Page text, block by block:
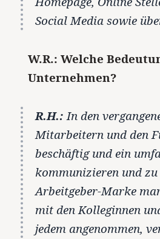
Social Media sowie
W.R.: Welche
Unternehmen?
R.H.:In den
Mitarbeitern und den
beschäftig und ein
kommunizieren und
Arbeitgeber-Marke
mit den Kolleginnen
jedem angenommen,